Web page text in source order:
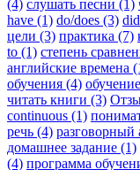
(4) слушать песни (1)
have (1) do/does (3)
цели (3) практика (7)
to (1) степень
английские времена
обучения (4)
читать книги (3)
continuous (1)
речь (4) разговорный
домашнее задание (1)
(4) программа